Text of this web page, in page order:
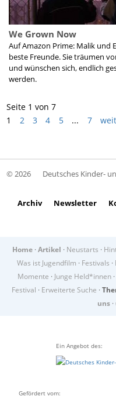
We Grown Now
Auf Amazon Prime: Malik und
beste Freunde. Sie träumen
und wünschen sich, endlich
werden.
Seite 1 von 7
1
2 3 4 5 ... 7
© 2026 Deutsches Kinder-
Archiv Newsletter
Home · Artikel · Neustarts ·
Was ist Jugendfilm · Festivals ·
Momente · Junge Held*innen ·
Festival · Erweiterte Suche ·
uns ·
Ein Angebot des:
Gefördert vom: